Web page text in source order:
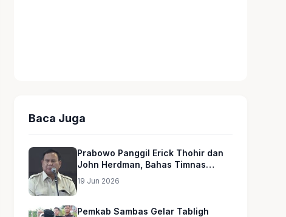
Baca Juga
Prabowo Panggil Erick Thohir dan
John Herdman, Bahas Timnas
Indonesia
19 Jun 2026
Pemkab Sambas Gelar Tabligh